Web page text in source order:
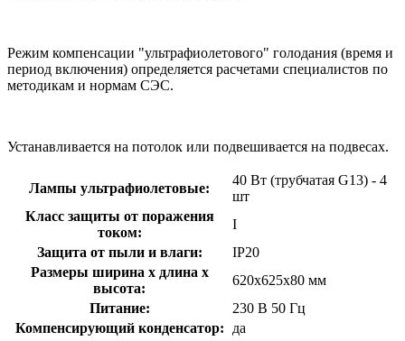
Режим компенсации "ультрафиолетового" голодания (время и
период включения) определяется расчетами специалистов по
методикам и нормам СЭС.
Устанавливается на потолок или подвешивается на подвесах.
Лампы ультрафиолетовые:
40 Вт (трубчатая G13) - 4
шт
Класс защиты от поражения
током:
I
Защита от пыли и влаги:
IP20
Размеры ширина х длина х
высота:
620х625х80 мм
Питание:
230 В 50 Гц
Компенсирующий конденсатор:
да